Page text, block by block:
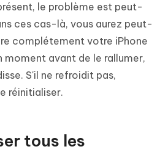
le problème est peut-
ces cas-là, vous aurez peut-
complétement votre iPhone
moment avant de le rallumer,
S'il ne refroidit pas,
réinitialiser.
tous les